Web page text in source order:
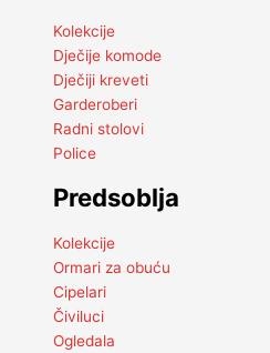
Kolekcije
Dječije komode
Dječiji kreveti
Garderoberi
Radni stolovi
Police
Predsoblja
Kolekcije
Ormari za obuću
Cipelari
Čiviluci
Ogledala